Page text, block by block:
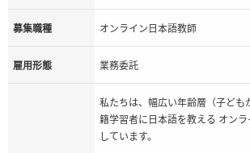
募集職種 オンライン日本語教師
雇用形態 業務委託
私たちは、幅広い年齢層（子ども
籍学習者に日本語を教える オン
しています。